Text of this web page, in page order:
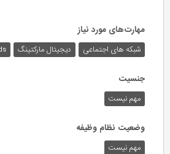
مهارت‌های مورد نیاز
شبکه های اجتماعی دیجیتال مارکتینگ
جنسیت
مهم نیست
وضعیت نظام وظیفه
مهم‌ نیست